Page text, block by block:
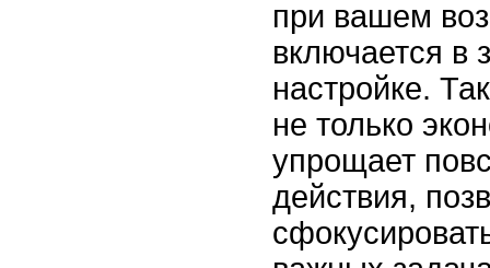
при вашем
включается в
настройке.
не только
упрощает
действия,